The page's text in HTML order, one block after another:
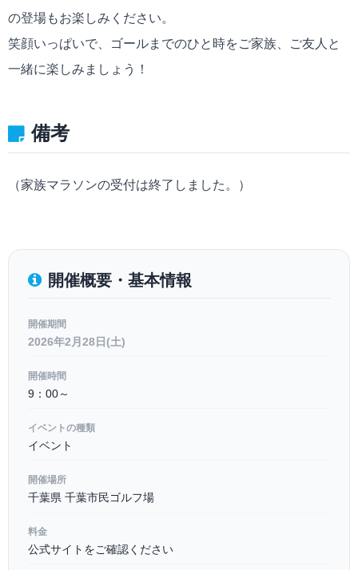
の登場もお楽しみください。
笑顔いっぱいで、ゴールまでのひと時をご家族、ご友人と
一緒に楽しみましょう！
備考
（家族マラソンの受付は終了しました。）
開催概要・基本情報
開催期間
2026年2月28日(土)
開催時間
9：00～
イベントの種類
イベント
開催場所
千葉県 千葉市民ゴルフ場
料金
公式サイトをご確認ください